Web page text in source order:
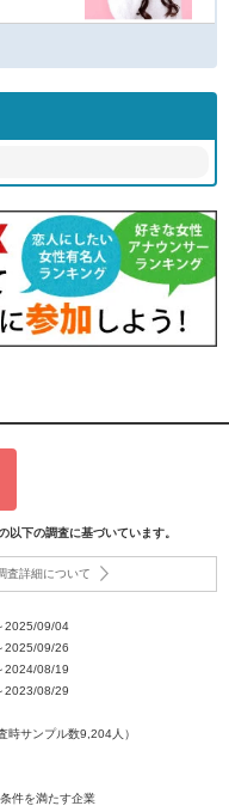
以下の調査に基づいています。
査詳細について
2025/09/04
2025/09/26
2024/08/19
2023/08/29
時サンプル数9,204人）
件を満たす企業